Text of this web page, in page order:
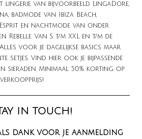
lingerie van bijvoorbeeld LingaDore,
badmode van Ibiza Beach,
Esprit en nachtmode van onder
Rebelle. Van S t/m XXL en t/m de
voor je dagelijkse basics maar
setjes. Vind hier ook je bijpassende
sieraden. Minimaal 50% korting op
IN TOUCH!
dank voor je aanmelding